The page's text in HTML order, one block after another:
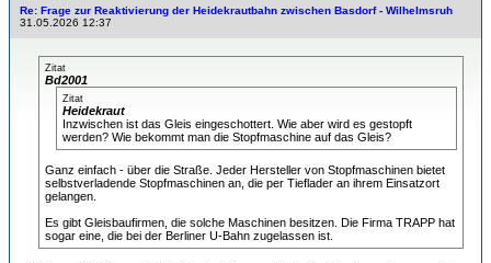
Re: Frage zur Reaktivierung der Heidekrautbahn zwischen Basdorf - Wilhelmsruh
31.05.2026 12:37
Zitat
Bd2001
Zitat
Heidekraut
Inzwischen ist das Gleis eingeschottert. Wie aber wird es gestopft
werden? Wie bekommt man die Stopfmaschine auf das Gleis?
Ganz einfach - über die Straße. Jeder Hersteller von Stopfmaschinen bietet
selbstverladende Stopfmaschinen an, die per Tieflader an ihrem Einsatzort
gelangen.
Es gibt Gleisbaufirmen, die solche Maschinen besitzen. Die Firma TRAPP hat
sogar eine, die bei der Berliner U-Bahn zugelassen ist.